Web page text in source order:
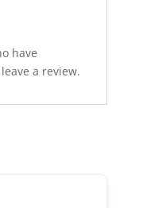
have
a review.